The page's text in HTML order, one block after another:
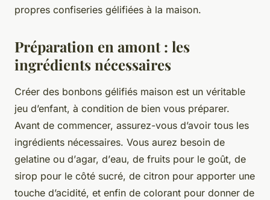
propres confiseries gélifiées à la maison.
Préparation en amont : les
ingrédients nécessaires
Créer des bonbons gélifiés maison est un véritable
jeu d’enfant, à condition de bien vous préparer.
Avant de commencer, assurez-vous d’avoir tous les
ingrédients nécessaires. Vous aurez besoin de
gelatine ou d’agar, d’eau, de fruits pour le goût, de
sirop pour le côté sucré, de citron pour apporter une
touche d’acidité, et enfin de colorant pour donner de